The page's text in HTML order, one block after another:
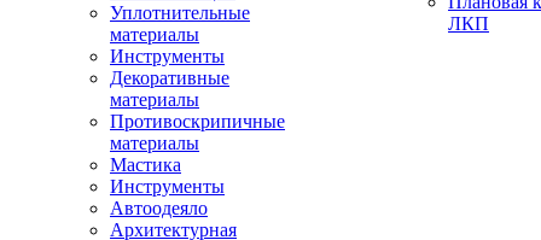
Уплотнительные
материалы
Инструменты
Декоративные
материалы
Противоскрипичные
материалы
Мастика
Инструменты
Автоодеяло
Архитектурная
ЛКП